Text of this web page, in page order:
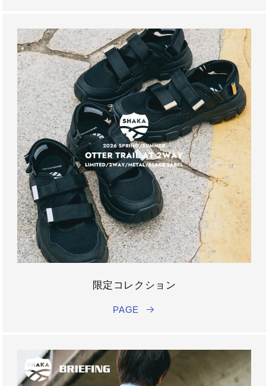
限定コレクション
PAGE